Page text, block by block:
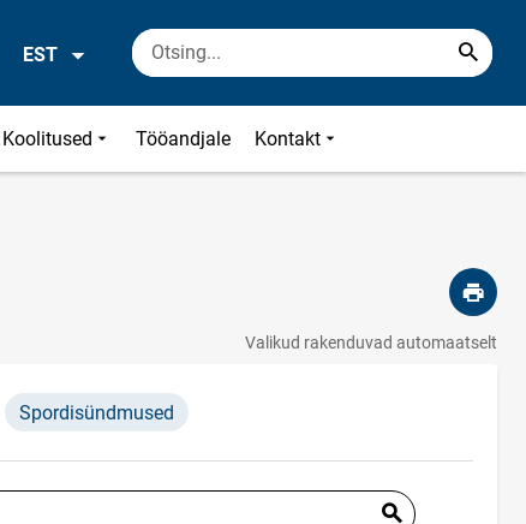
EST
Koolitused Tööandjale Kontakt
Valikud rakenduvad automaatselt
Spordisündmused